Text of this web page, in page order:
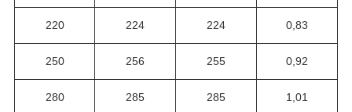
220 224 224 0,83
250 256 255 0,92
280 285 285 1,01